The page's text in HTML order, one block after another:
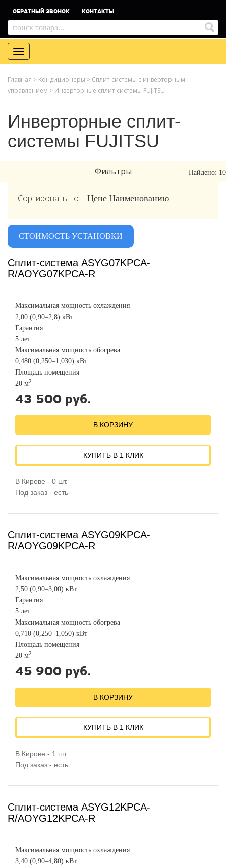
ОБРАТНЫЙ ЗВОНОК КОНТАКТЫ
Toggle
navigation
Главная > Кондиционеры > Сплит-системы с инверторным
управлением > Инверторные сплит-системы FUJITSU
Инверторные сплит-
системы FUJITSU
Фильтры
Сортировать по: Цене Наименованию
СТОИМОСТЬ УСТАНОВКИ
Сплит-система ASYG07KPCA-
R/AOYG07KPCA-R
Максимальная мощность охлаждения
2,00 (0,90–2,8) кВт
Гарантия
5 лет
Максимальная мощность обогрева
0,480 (0,250–1,030) кВт
Площадь помещения
20 м2
43 500 руб.
В КОРЗИНУ
КУПИТЬ В 1 КЛИК
В Кирове - 0 шт.
Под заказ - есть
Сплит-система ASYG09KPCA-
R/AOYG09KPCA-R
Максимальная мощность охлаждения
2,50 (0,90–3,00) кВт
Гарантия
5 лет
Максимальная мощность обогрева
0,710 (0,250–1,050) кВт
Площадь помещения
20 м2
45 900 руб.
В КОРЗИНУ
КУПИТЬ В 1 КЛИК
В Кирове - 1 шт.
Под заказ - есть
Сплит-система ASYG12KPCA-
R/AOYG12KPCA-R
Максимальная мощность охлаждения
3,40 (0,90–4,80) кВт
Найдено: 10